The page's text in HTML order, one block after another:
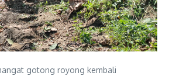
gotong royong kembali